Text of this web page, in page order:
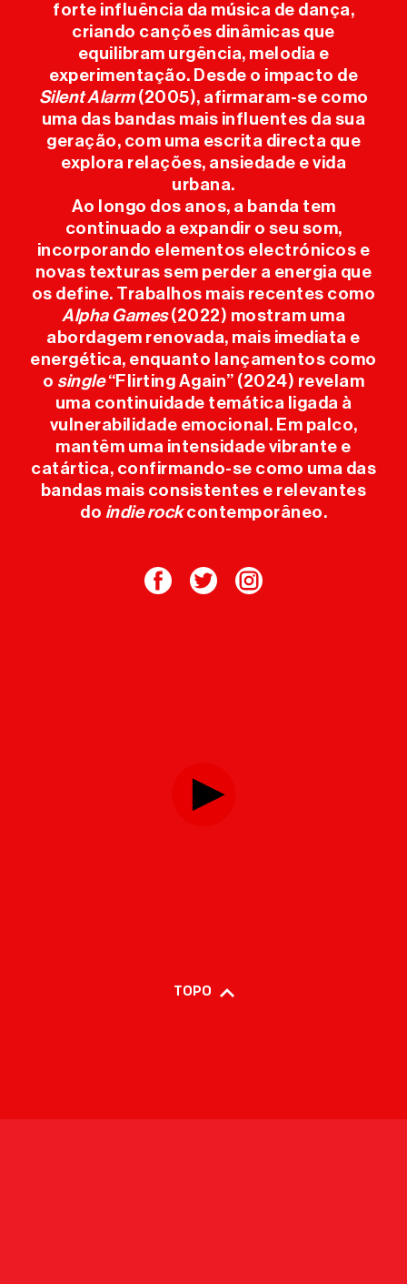
EDIÇÕES
ANTERIORES
INFO ÚTIL
IMPRENSA
SPONSORS
forte influência da música de dança,
criando canções dinâmicas que
equilibram urgência, melodia e
experimentação. Desde o impacto de
Silent Alarm(2005), afirmaram-se como
uma das bandas mais influentes da sua
geração, com uma escrita directa que
explora relações, ansiedade e vida
urbana.
Ao longo dos anos, a banda tem
continuado a expandir o seu som,
incorporando elementos electrónicos e
novas texturas sem perder a energia que
os define. Trabalhos mais recentes como
Alpha Games(2022) mostram uma
abordagem renovada, mais imediata e
energética, enquanto lançamentos como
o single“Flirting Again” (2024) revelam
uma continuidade temática ligada à
vulnerabilidade emocional. Em palco,
mantêm uma intensidade vibrante e
catártica, confirmando-se como uma das
bandas mais consistentes e relevantes
do indie rockcontemporâneo.
TOPO